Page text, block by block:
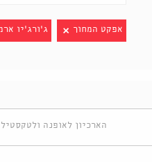
אפקט המחוך ג'ורג'יו
הארכיון לאופנה